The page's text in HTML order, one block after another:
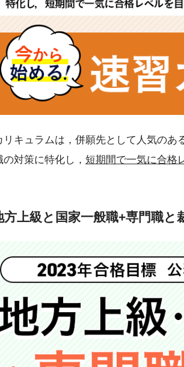
リキュラムは，併願先として人気のあ
の対策に特化し， 短期間で一気に合格
方上級と国家一般職+専門職と